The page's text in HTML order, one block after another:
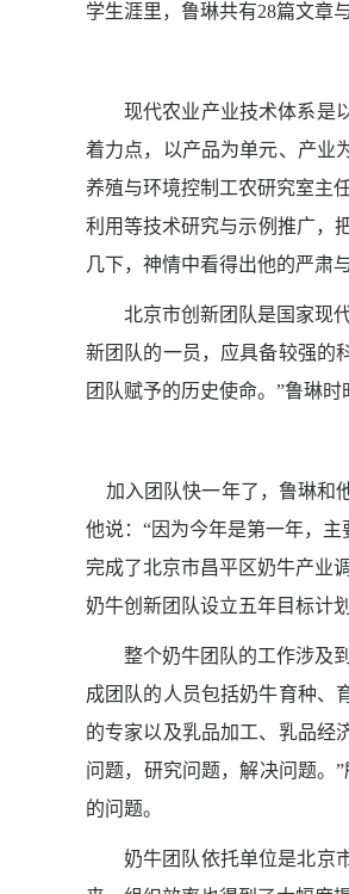
学生涯里，鲁琳共有28篇文章
现代农业产业技术体系是
着力点，以产品为单元、产业
养殖与环境控制工农研究室主
利用等技术研究与示例推广，
几下，神情中看得出他的严肃与
北京市创新团队是国家现
新团队的一员，应具备较强的
团队赋予的历史使命。”鲁琳
加入团队快一年了，鲁琳和
他说：“因为今年是第一年，
完成了北京市昌平区奶牛产业
奶牛创新团队设立五年目标计
整个奶牛团队的工作涉及
成团队的人员包括奶牛育种、
的专家以及乳品加工、乳品经
问题，研究问题，解决问题。
的问题。
奶牛团队依托单位是北京